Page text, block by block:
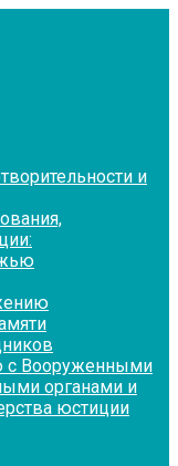
и
с Вооруженными
органами и
юстиции